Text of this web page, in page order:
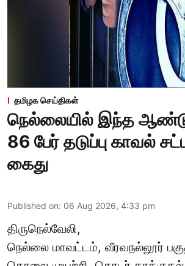
தமிழக செய்திகள்
நெல்லையில் இந்த
86 பேர் தடுப்பு காவல்
கைது
Published on: 06 Aug 2026, 4:33 pm
திருநெல்வேலி,
நெல்லை மாவட்டம், வீரவநல்லூர்